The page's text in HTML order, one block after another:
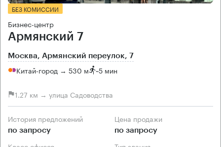
БЕЗ КОМИССИИ
Бизнес-центр
Армянский 7
Москва, Армянский переулок, 7
Китай-город → 530 м ~5 мин
1.27 км → улица Садоводства
История предложений
по запросу
Цена продажи
по запросу